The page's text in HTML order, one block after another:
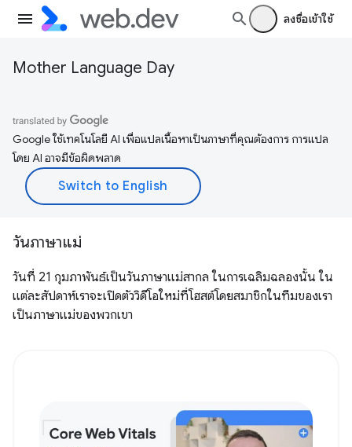
ลงชื่อเข้าใช้
Mother Language Day
Google ใช้เทคโนโลยี AI เพื่อแปลเนื้อหาเป็นภาษาที่คุณต้องการ การแปล
โดย AI อาจมีข้อผิดพลาด
วันภาษาแม่
วันที่ 21 กุมภาพันธ์เป็นวันภาษาแม่สากล ในการเฉลิมฉลองนั้น ใน
แต่ละสัปดาห์เราจะเปิดตัววิดีโอใหม่ที่โฮสต์โดยสมาชิกในทีมของเรา
เป็นภาษาแม่ของพวกเขา